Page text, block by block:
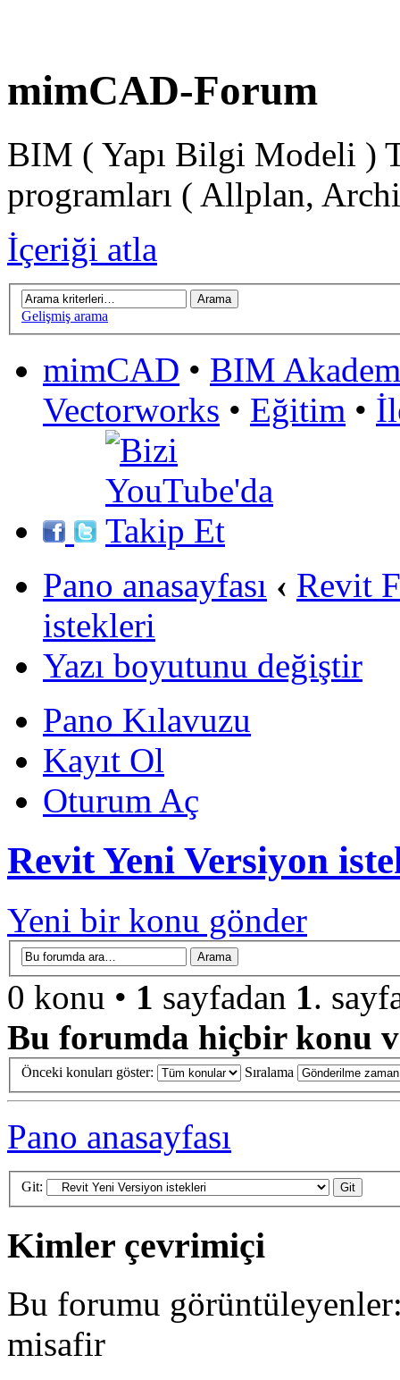
mimCAD-Forum
BIM ( Yapı Bilgi Modeli )
programları ( Allplan,
İçeriği atla
Gelişmiş arama
mimCAD • BIM
Vectorworks • Eğitim •
Pano anasayfası ‹ Revit
istekleri
Yazı boyutunu değiştir
Pano Kılavuzu
Kayıt Ol
Oturum Aç
Revit Yeni Versiyon
Yeni bir konu gönder
0 konu • 1 sayfadan 1.
Bu forumda hiçbir konu
Önceki konuları göster: Sıralama
Pano anasayfası
Git:
Kimler çevrimiçi
Bu forumu
misafir